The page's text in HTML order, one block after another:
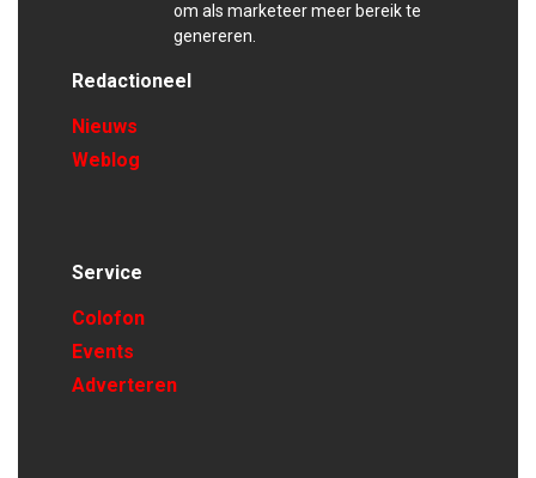
om als marketeer meer bereik te
genereren.
Redactioneel
Nieuws
Weblog
Service
Colofon
Events
Adverteren